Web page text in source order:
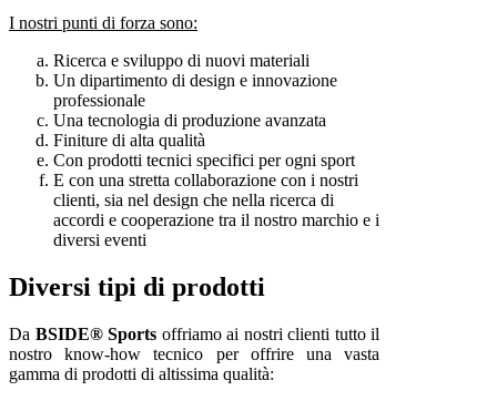
I nostri punti di forza sono:
Ricerca e sviluppo di nuovi materiali
Un dipartimento di design e innovazione
professionale
Una tecnologia di produzione avanzata
Finiture di alta qualità
Con prodotti tecnici specifici per ogni sport
E con una stretta collaborazione con i nostri
clienti, sia nel design che nella ricerca di
accordi e cooperazione tra il nostro marchio e i
diversi eventi
Diversi tipi di prodotti
Da BSIDE® Sports offriamo ai nostri clienti tutto il
nostro know-how tecnico per offrire una vasta
gamma di prodotti di altissima qualità: